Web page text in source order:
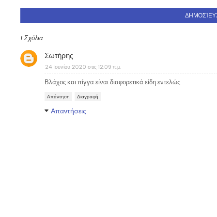
1 Σχόλια
Σωτήρης
24 Ιουνίου 2020 στις 12:09 π.μ.
Βλάχος και πίγγα είναι διαφορετικά είδη εντελώς.
Απάντηση Διαγραφή
Απαντήσεις